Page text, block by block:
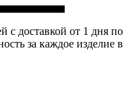
с доставкой от 1 дня по
за каждое изделие в